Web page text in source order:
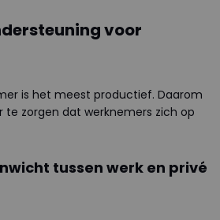
voor
is het meest productief. Daarom
te zorgen dat werknemers zich op
tussen werk en privé